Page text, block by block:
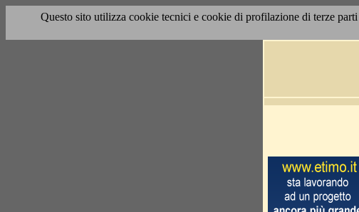
Questo sito utilizza cookie tecnici e cookie di profilazione di terze